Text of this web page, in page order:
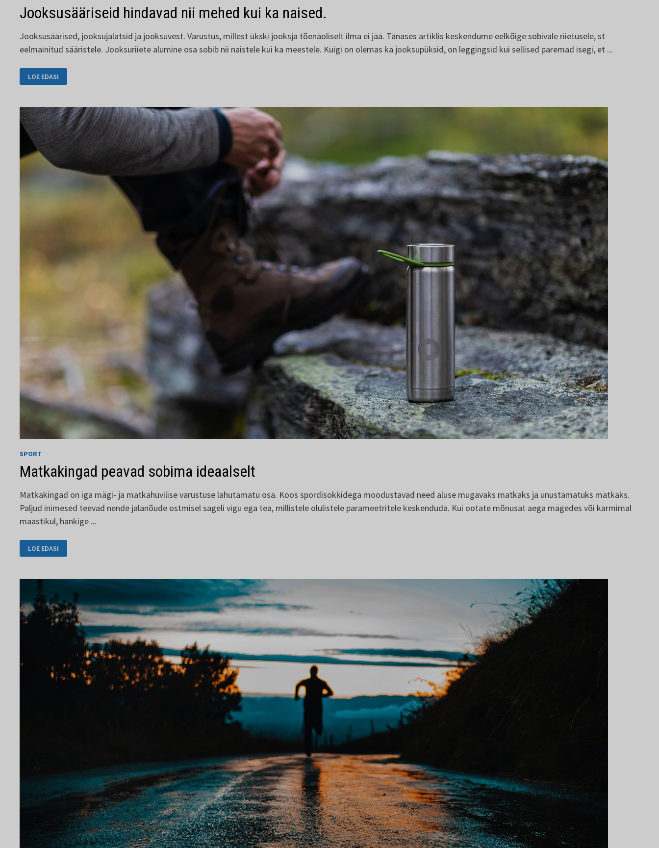
Jooksusääriseid hindavad nii mehed kui ka naised.
Jooksusäärised, jooksujalatsid ja jooksuvest. Varustus, millest ükski jooksja tõenäoliselt ilma ei jää. Tänases artiklis keskendume eelkõige sobivale riietusele, st
eelmainitud sääristele. Jooksuriiete alumine osa sobib nii naistele kui ka meestele. Kuigi on olemas ka jooksupüksid, on leggingsid kui sellised paremad isegi, et ...
JOOKSUSÄÄRISEID
HINDAVAD
NII
KA
NAISED.
LOE EDASI
SPORT
Matkakingad peavad sobima ideaalselt
Matkakingad on iga mägi- ja matkahuvilise varustuse lahutamatu osa. Koos spordisokkidega moodustavad need aluse mugavaks matkaks ja unustamatuks matkaks.
Paljud inimesed teevad nende jalanõude ostmisel sageli vigu ega tea, millistele olulistele parameetritele keskenduda. Kui ootate mõnusat aega mägedes või karmimal
maastikul, hankige ...
MATKAKINGAD
PEAVAD
SOBIMA
LOE EDASI